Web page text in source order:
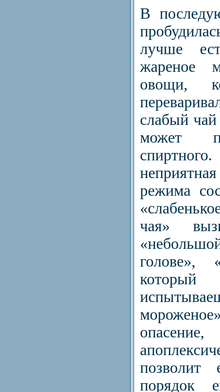
В
лучше
жареное
овощи,
слабый
может
режима
чая»
голове»,
позволит
порядок